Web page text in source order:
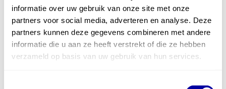
informatie over uw gebruik van onze site met onze
partners voor social media, adverteren en analyse. Deze
partners kunnen deze gegevens combineren met andere
informatie die u aan ze heeft verstrekt of die ze hebben
verzameld op basis van uw gebruik van hun services.
verzilveren na je aankoop
Begin altijd met het controleren of er nog wel
budget is via de link naar jouw gemeentepagina: